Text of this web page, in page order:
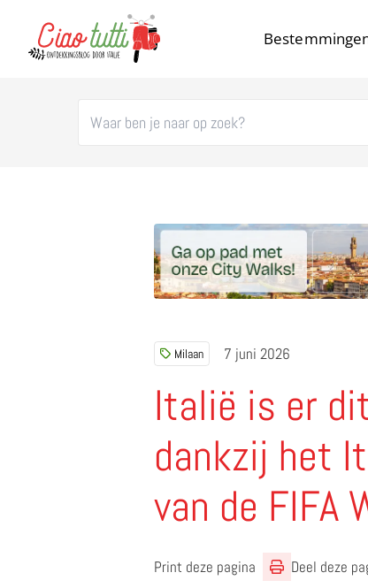
Milaan 7 juni 2026
Italië is er
dankzij het
van de FIFA
Print deze pagina
Deel deze